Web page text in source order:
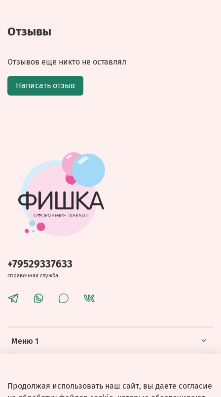
Отзывы
Отзывов еще никто не оставлял
Написать отзыв
Меню 1
+79529337633
справочная служба
Продолжая использовать наш сайт, вы даете согласие